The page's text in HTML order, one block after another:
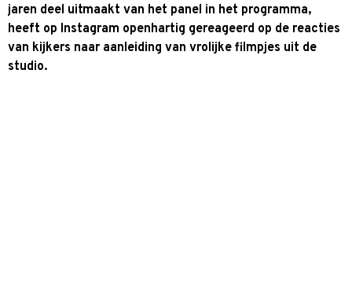
jaren deel uitmaakt van het panel in het programma,
heeft op Instagram openhartig gereageerd op de reacties
van kijkers naar aanleiding van vrolijke filmpjes uit de
studio.